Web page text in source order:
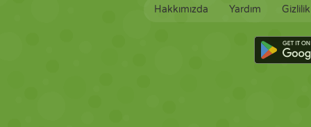
Hakkımızda Yardım